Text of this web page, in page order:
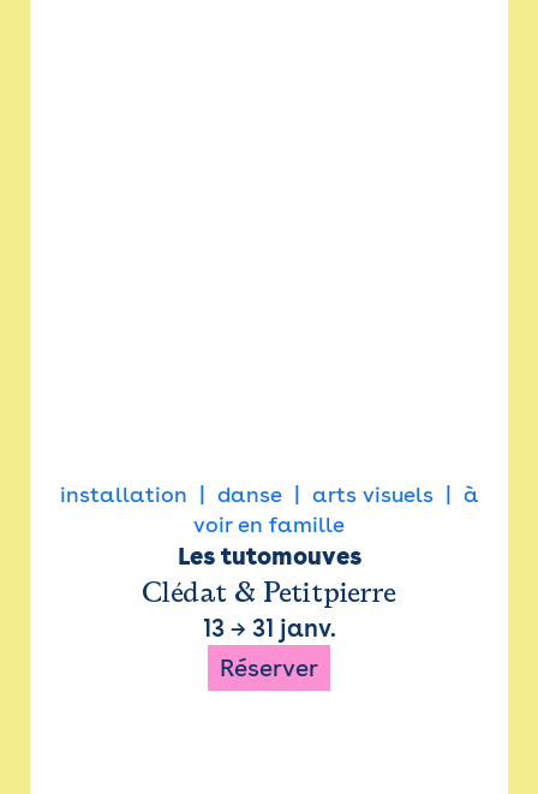
installation danse arts visuels
à
voir en famille
Les tutomouves
Clédat & Petitpierre
13→ 31 janv.
Réserver